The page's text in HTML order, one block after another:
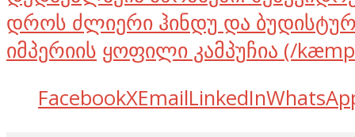
დროს ძლიერი ჰინდუ და
იმპერიის ყოფილი კამპუჩია (/
FacebookXEmailLinkedIn